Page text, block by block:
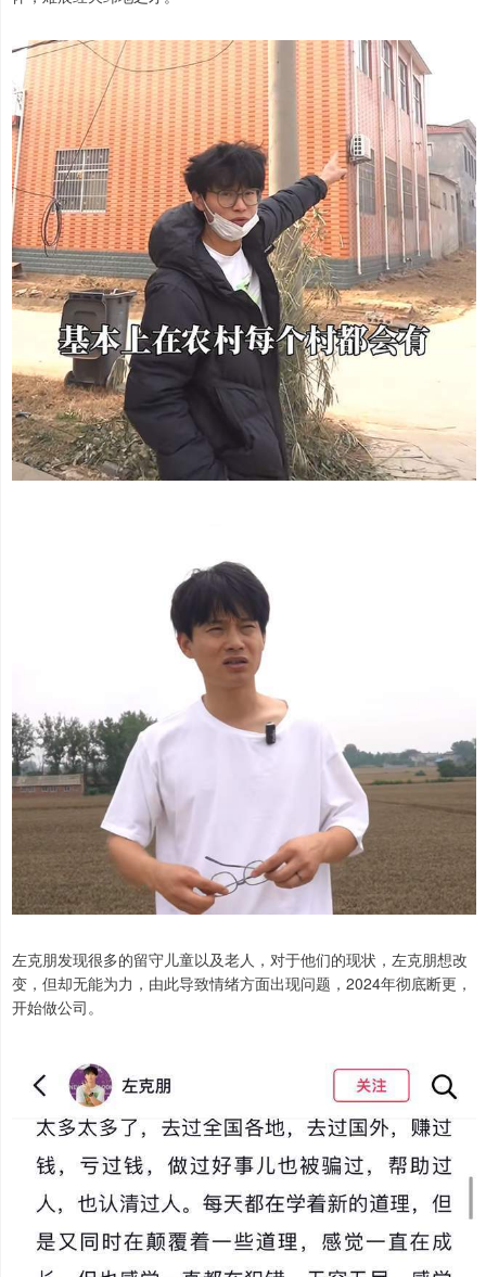
左克朋发现很多的留守儿童以及老人，对于他们的现状，左克朋想改
变，但却无能为力，由此导致情绪方面出现问题，2024年彻底断更，
开始做公司。